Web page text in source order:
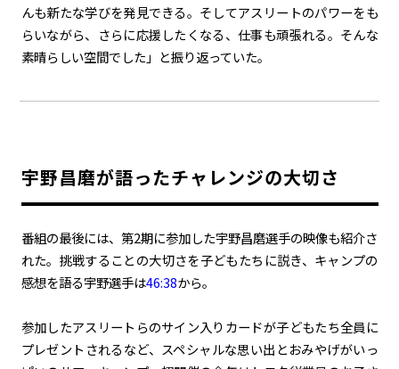
んも新たな学びを発見できる。そしてアスリートのパワーをも
らいながら、さらに応援したくなる、仕事も頑張れる。そんな
素晴らしい空間でした」と振り返っていた。
宇野昌磨が語ったチャレンジの大切さ
番組の最後には、第2期に参加した宇野昌磨選手の映像も紹介さ
れた。挑戦することの大切さを子どもたちに説き、キャンプの
感想を語る宇野選手は46:38から。
参加したアスリートらのサイン入りカードが子どもたち全員に
プレゼントされるなど、スペシャルな思い出とおみやげがいっ